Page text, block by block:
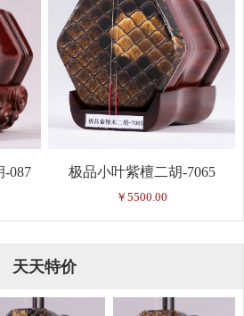
-087 极品小叶紫檀二胡-7065
￥5500.00
天天特价